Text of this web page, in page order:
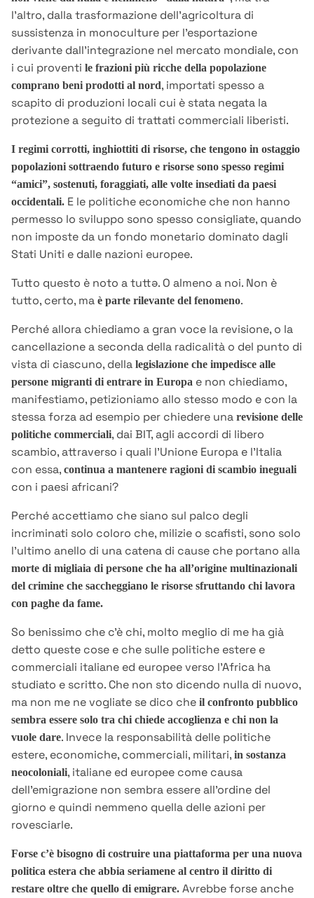
l’altro, dalla trasformazione dell’agricoltura di
sussistenza in monoculture per l’esportazione
derivante dall’integrazione nel mercato mondiale, con
i cui proventi le frazioni più ricche della popolazione
comprano beni prodotti al nord, importati spesso a
scapito di produzioni locali cui è stata negata la
protezione a seguito di trattati commerciali liberisti.
I regimi corrotti, inghiottiti di risorse, che tengono in ostaggio
popolazioni sottraendo futuro e risorse sono spesso regimi
“amici”, sostenuti, foraggiati, alle volte insediati da paesi
occidentali. E le politiche economiche che non hanno
permesso lo sviluppo sono spesso consigliate, quando
non imposte da un fondo monetario dominato dagli
Stati Uniti e dalle nazioni europee.
Tutto questo è noto a tuttə. O almeno a noi. Non è
tutto, certo, ma è parte rilevante del fenomeno.
Perché allora chiediamo a gran voce la revisione, o la
cancellazione a seconda della radicalità o del punto di
vista di ciascuno, della legislazione che impedisce alle
persone migranti di entrare in Europa e non chiediamo,
manifestiamo, petizioniamo allo stesso modo e con la
stessa forza ad esempio per chiedere una revisione delle
politiche commerciali, dai BIT, agli accordi di libero
scambio, attraverso i quali l’Unione Europa e l’Italia
con essa, continua a mantenere ragioni di scambio ineguali
con i paesi africani?
Perché accettiamo che siano sul palco degli
incriminati solo coloro che, milizie o scafisti, sono solo
l’ultimo anello di una catena di cause che portano alla
morte di migliaia di persone che ha all’origine multinazionali
del crimine che saccheggiano le risorse sfruttando chi lavora
con paghe da fame.
So benissimo che c’è chi, molto meglio di me ha già
detto queste cose e che sulle politiche estere e
commerciali italiane ed europee verso l’Africa ha
studiato e scritto. Che non sto dicendo nulla di nuovo,
ma non me ne vogliate se dico che il confronto pubblico
sembra essere solo tra chi chiede accoglienza e chi non la
vuole dare. Invece la responsabilità delle politiche
estere, economiche, commerciali, militari, in sostanza
neocoloniali, italiane ed europee come causa
dell’emigrazione non sembra essere all’ordine del
giorno e quindi nemmeno quella delle azioni per
rovesciarle.
Forse c’è bisogno di costruire una piattaforma per una nuova
politica estera che abbia seriamene al centro il diritto di
restare oltre che quello di emigrare. Avrebbe forse anche